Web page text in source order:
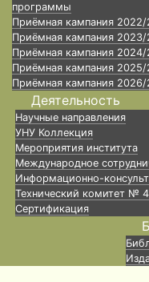
программы
Приёмная кампания 2022/
Приёмная кампания 2023/
Приёмная кампания 2024/
Приёмная кампания 2025/
Приёмная кампания 2026/
Деятельность
Научные направления
УНУ Коллекция
Мероприятия института
Международное
Информационно-
Технический комитет №
Сертификация